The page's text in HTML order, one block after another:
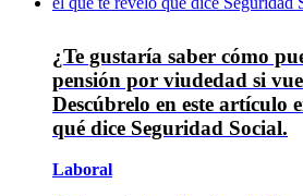
¿Te gustaría saber cómo
pensión por viudedad si
Descúbrelo en este artículo
qué dice Seguridad Social.
Laboral